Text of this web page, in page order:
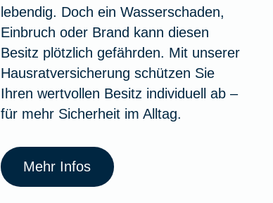
lebendig. Doch ein Wasserschaden,
Einbruch oder Brand kann diesen
Besitz plötzlich gefährden. Mit unserer
Hausratversicherung schützen Sie
Ihren wertvollen Besitz individuell ab –
für mehr Sicherheit im Alltag.
Mehr Infos